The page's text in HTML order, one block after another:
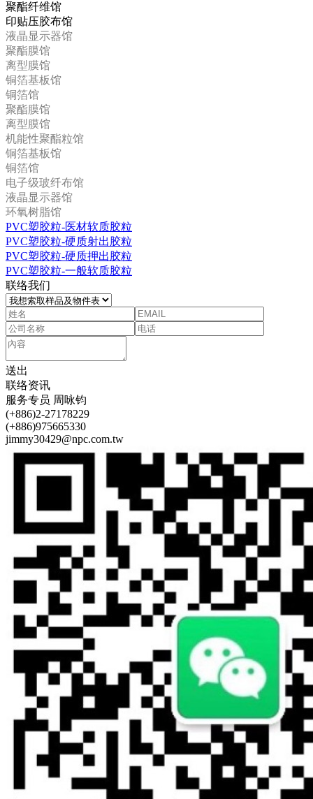
聚酯纤维馆
印贴压胶布馆
液晶显示器馆
聚酯膜馆
离型膜馆
铜箔基板馆
铜箔馆
聚酯膜馆
离型膜馆
机能性聚酯粒馆
铜箔基板馆
铜箔馆
电子级玻纤布馆
液晶显示器馆
环氧树脂馆
PVC塑胶粒-医材软质胶粒
PVC塑胶粒-硬质射出胶粒
PVC塑胶粒-硬质押出胶粒
PVC塑胶粒-一般软质胶粒
联络我们
送出
联络资讯
服务专员 周咏钧
(+886)2-27178229
(+886)975665330
jimmy30429@npc.com.tw